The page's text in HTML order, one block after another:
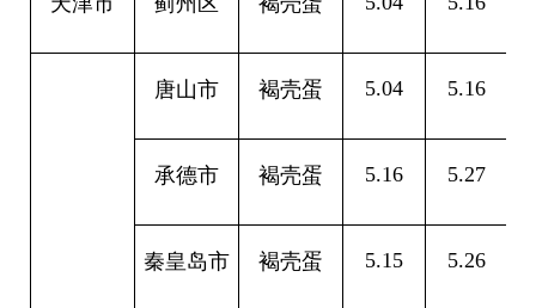
唐山市 褐壳蛋 5.04 5.16
承德市 褐壳蛋 5.16 5.27
秦皇岛市 褐壳蛋 5.15 5.26